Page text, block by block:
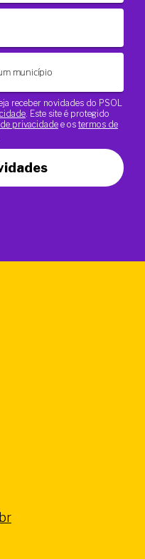
receber novidades do PSOL
. Este site é protegido
privacidadee os termos de